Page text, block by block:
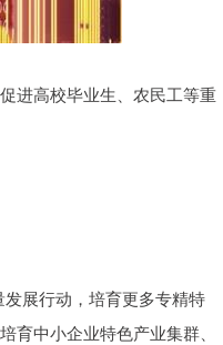
进高校毕业生、农民工等重
展行动，培育更多专精特
育中小企业特色产业集群、
-16.09